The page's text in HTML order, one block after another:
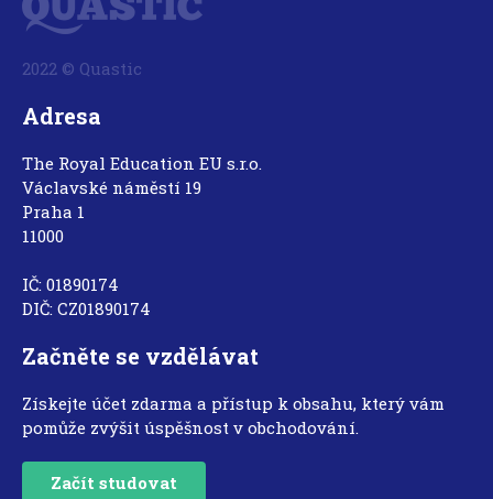
2022 © Quastic
Adresa
The Royal Education EU s.r.o.
Václavské náměstí 19
Praha 1
11000
IČ: 01890174
DIČ: CZ01890174
Začněte se vzdělávat
Získejte účet zdarma a přístup k obsahu, který vám
pomůže zvýšit úspěšnost v obchodování.
Začít studovat